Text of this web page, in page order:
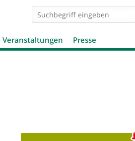
Suchformular
Veranstaltungen Presse